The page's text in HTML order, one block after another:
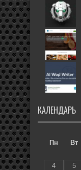
КАЛЕНДАРЬ
Пн
Вт
4
5